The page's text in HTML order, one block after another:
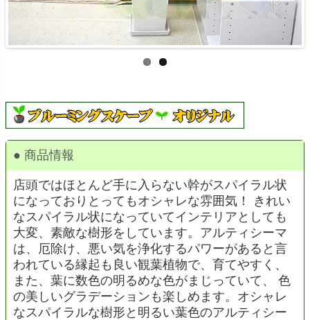
● 商品情報
店頭ではほとんど手に入らない幹がスパイラル状
になっておりとってもオシャレな雰囲気！ きれい
なスパイラル状になっていてインテリアとしても
大変、素敵な樹形をしています。アルティシーマ
は、厄除け、悪い気を浄化するパワーがあると言
われている縁起も良い観葉植物で、育てやすく、
また、葉に数色の明るめな色がまじっていて、 色
の美しいグラデーションも楽しめます。オシャレ
なスパイラルな樹形と明るい葉色のアルティシー